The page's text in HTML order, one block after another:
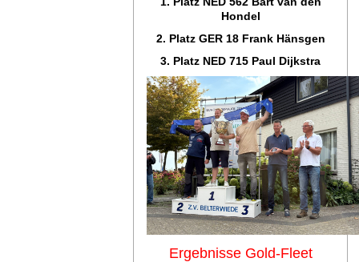
Hondel
2. Platz GER 18 Frank Hänsgen
3. Platz NED 715 Paul Dijkstra
Ergebnisse Gold-Fleet